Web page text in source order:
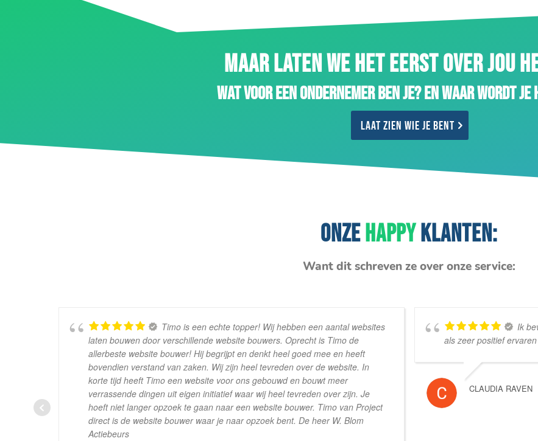
MAAR LATEN WE HET EERST OVER JOU
Wat voor een ondernemer ben je? En waar wordt je
Laat zien wie je bent
ONZEHAPPYKLANTEN:
Want dit schreven ze over onze service:
Timo is een echte topper! Wij hebben een aantal websites
laten bouwen door verschillende website bouwers. Oprecht is Timo de
allerbeste website bouwer! Hij begrijpt en denkt heel goed mee en heeft
bovendien verstand van zaken. Wij zijn heel tevreden over de website. In
korte tijd heeft Timo een website voor ons gebouwd en bouwt meer
verrassende dingen uit eigen initiatief waar wij heel tevreden over zijn. Je
hoeft niet langer opzoek te gaan naar een website bouwer. Timo van Project
direct is de website bouwer waar je naar opzoek bent. De heer W. Blom
Actiebeurs
Ik
als zeer positief
CLAUDIA RAVEN